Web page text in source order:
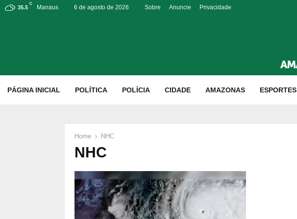
35.5
C
Manaus 6 de agosto de 2026 Sobre Anuncie Privacidade
PÁGINA INICIAL POLÍTICA POLÍCIA CIDADE AMAZONAS ESPORTES
Home NHC
NHC